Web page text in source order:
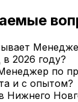
2026 году?
Менеджер по
и с опытом?
Нижнего